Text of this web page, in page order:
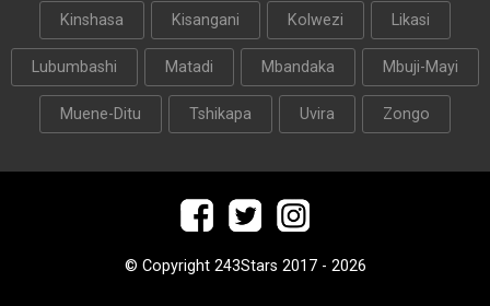
Kinshasa Kisangani Kolwezi Likasi
Lubumbashi Matadi Mbandaka Mbuji-Mayi
Muene-Ditu Tshikapa Uvira Zongo
© Copyright 243Stars 2017 - 2026